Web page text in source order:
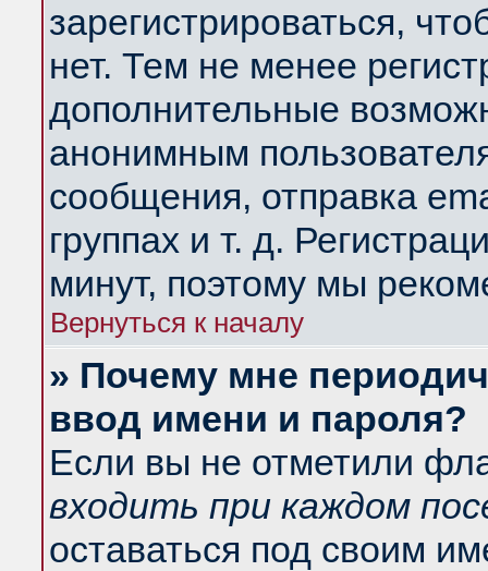
зарегистрироваться,
нет. Тем не менее
дополнительные
анонимным
сообщения, отправка
группах и т. д.
минут, поэтому мы
Вернуться к началу
» Почему мне
ввод имени и пароля?
Если вы не отметили
входить при каждом
оставаться под своим